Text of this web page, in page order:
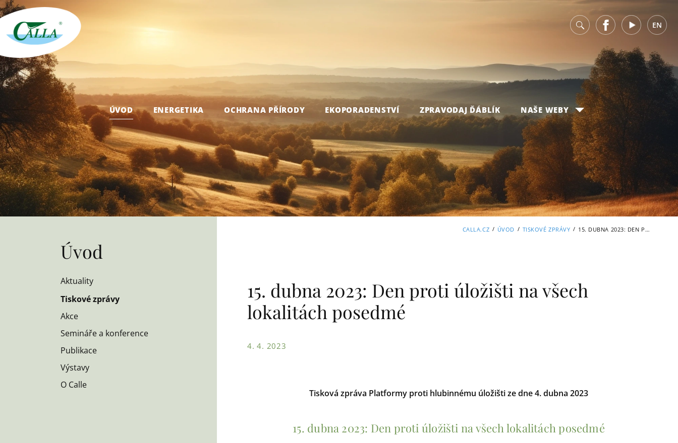
v FacebookYoutube EN
ÚVOD ENERGETIKA OCHRANA PŘÍRODY EKOPORADENSTVÍ ZPRAVODAJ ĎÁBLÍK NAŠE WEBY
CALLA.CZ / ÚVOD / TISKOVÉ ZPRÁVY / 15. DUBNA 2023: DEN PROTI ÚLOŽIŠTI NA VŠECH LOKALITÁCH POSEDMÉ
Úvod
Aktuality
Tiskové zprávy
Akce
Semináře a konference
Publikace
Výstavy
O Calle
15. dubna 2023: Den proti úložišti na všech
lokalitách posedmé
4. 4. 2023
Tisková zpráva Platformy proti hlubinnému úložišti ze dne 4. dubna 2023
15. dubna 2023: Den proti úložišti na všech lokalitách posedmé